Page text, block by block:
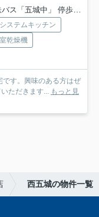
「五城中」 停歩11分
システムキッチン
乾燥機
です。興味のある方はぜ
ただきます... もっと見
西五城の物件一覧